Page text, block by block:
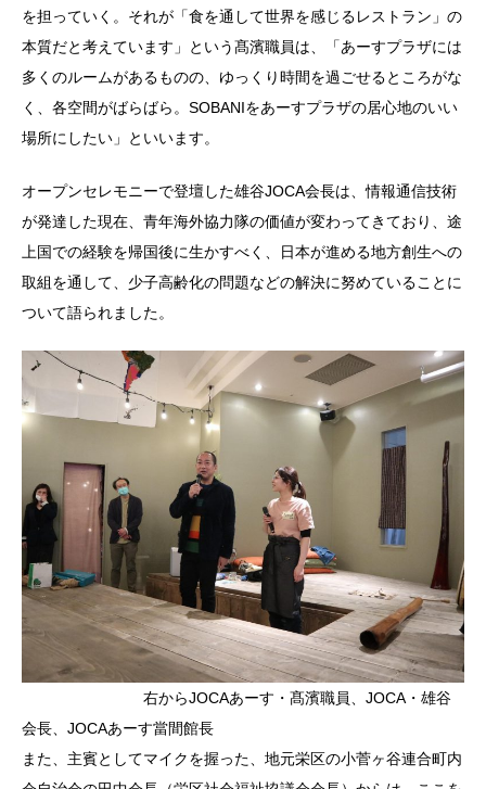
を担っていく。それが「食を通して世界を感じるレストラン」の
本質だと考えています」という髙濱職員は、「あーすプラザには
多くのルームがあるものの、ゆっくり時間を過ごせるところがな
く、各空間がばらばら。SOBANIをあーすプラザの居心地のいい
場所にしたい」といいます。
オープンセレモニーで登壇した雄谷JOCA会長は、情報通信技術
が発達した現在、青年海外協力隊の価値が変わってきており、途
上国での経験を帰国後に生かすべく、日本が進める地方創生への
取組を通して、少子高齢化の問題などの解決に努めていることに
ついて語られました。
右からJOCAあーす・髙濱職員、JOCA・雄谷
会長、JOCAあーす當間館長
また、主賓としてマイクを握った、地元栄区の小菅ヶ谷連合町内